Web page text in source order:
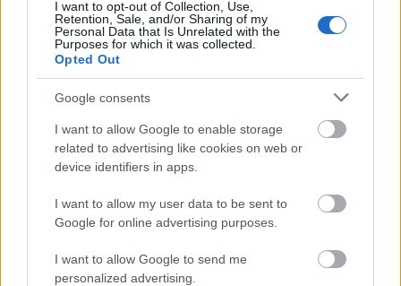
I want to opt-out of Collection, Use,
Retention, Sale, and/or Sharing of my
Personal Data that Is Unrelated with the
Purposes for which it was collected.
Opted Out
Google consents
I want to allow Google to enable storage
related to advertising like cookies on web or
device identifiers in apps.
I want to allow my user data to be sent to
Google for online advertising purposes.
I want to allow Google to send me
personalized advertising.
héttel az ünnepek előtt a plázákat általában az
Éhezők viadalához lehetne hasonlítani. Ha mégsem
sikerült a bravúr, és már az ötletekből is kifogytunk,
akkor cikk sorozatom talán segítséget nyújthat…